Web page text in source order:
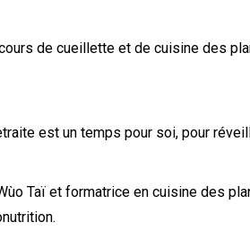
de cueillette et de cuisine des
est un temps pour soi, pour
Taï et formatrice en cuisine des